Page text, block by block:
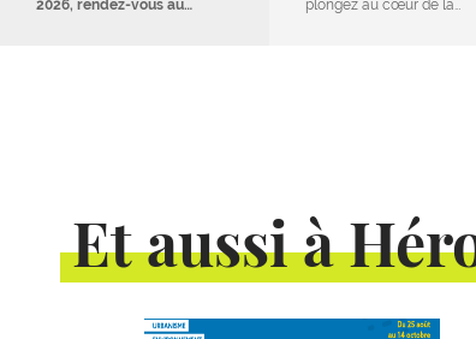
2026, rendez-vous au…
plongez au cœur de la…
Et aussi à